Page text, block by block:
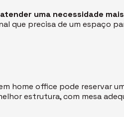
atender uma necessidade
que precisa de um espaço
home office pode reservar
estrutura, com mesa